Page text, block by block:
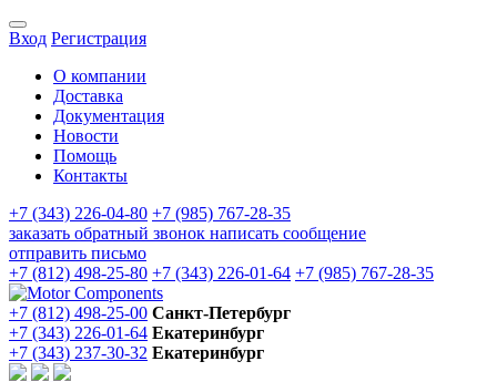
Вход Регистрация
О компании
Доставка
Документация
Новости
Помощь
Контакты
+7 (343) 226-04-80 +7 (985) 767-28-35
заказать обратный звонок написать сообщение
отправить письмо
+7 (812) 498-25-80 +7 (343) 226-01-64 +7 (985) 767-28-35
+7 (812) 498-25-00 Санкт-Петербург
+7 (343) 226-01-64 Екатеринбург
+7 (343) 237-30-32 Екатеринбург